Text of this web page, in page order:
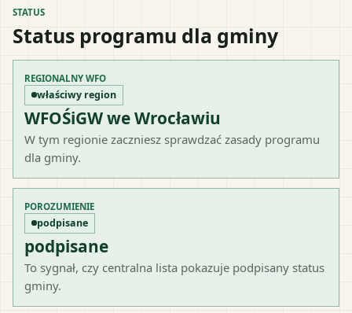
STATUS
Status programu dla gminy
REGIONALNY WFO
właściwy region
WFOŚiGW we Wrocławiu
W tym regionie zaczniesz sprawdzać zasady programu
dla gminy.
POROZUMIENIE
podpisane
podpisane
To sygnał, czy centralna lista pokazuje podpisany status
gminy.